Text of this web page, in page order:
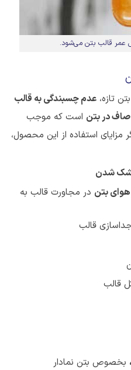
عمر قالب بتن می‌شود.
تازه، عدم چسبندگی به قالب
در بتن است که موجب
مزایای استفاده از این محصول،
شدن
بتن در مجاورت قالب به
قالب
قالب
بخصوص بتن نمادار